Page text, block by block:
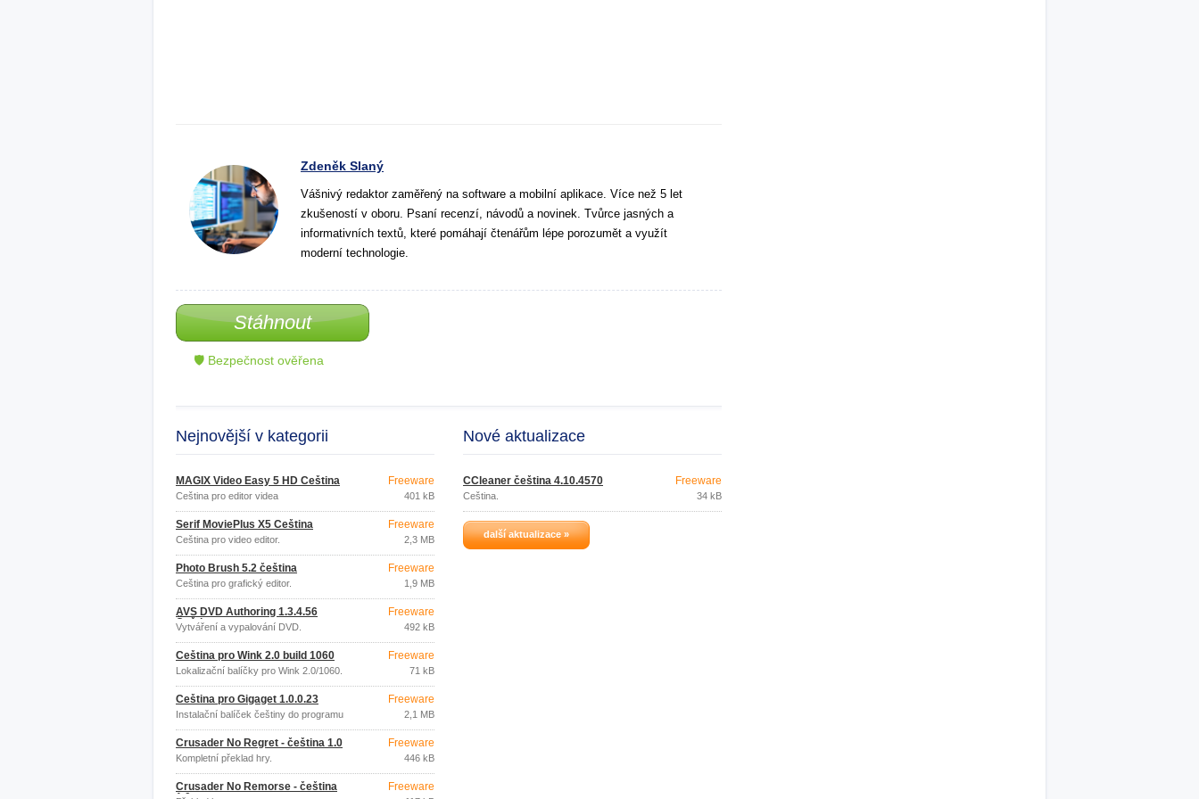
Zdeněk Slaný
Vášnivý redaktor zaměřený na software a mobilní aplikace. Více než 5 let
zkušeností v oboru. Psaní recenzí, návodů a novinek. Tvůrce jasných a
informativních textů, které pomáhají čtenářům lépe porozumět a využít
moderní technologie.
Stáhnout
🛡 Bezpečnost ověřena
Nejnovější v kategorii
MAGIX Video Easy 5 HD Čeština
Čeština pro editor videa
Freeware
401 kB
Serif MoviePlus X5 Čeština
Čeština pro video editor.
Freeware
2,3 MB
Photo Brush 5.2 čeština
Čeština pro grafický editor.
Freeware
1,9 MB
AVS DVD Authoring 1.3.4.56
Čeština
Vytváření a vypalování DVD.
Freeware
492 kB
Čeština pro Wink 2.0 build 1060
Lokalizační balíčky pro Wink 2.0/1060.
Freeware
71 kB
Čeština pro Gigaget 1.0.0.23
Instalační balíček češtiny do programu
Freeware
2,1 MB
Crusader No Regret - čeština 1.0
Kompletní překlad hry.
Freeware
446 kB
Crusader No Remorse - čeština
Freeware
Nové aktualizace
CCleaner čeština 4.10.4570
Čeština.
Freeware
34 kB
další aktualizace »